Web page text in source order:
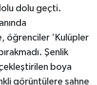
dolu geçti.
öğrenciler ‘Kulüpler
Şenlik
boya
görüntülere sahne